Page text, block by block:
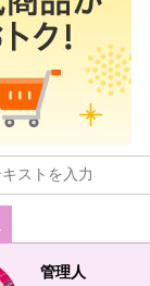
管理人